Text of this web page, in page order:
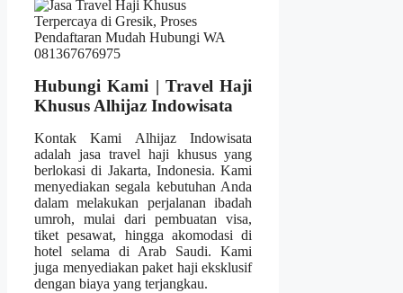
Hubungi Kami | Travel Haji
Khusus Alhijaz Indowisata
Kontak Kami Alhijaz Indowisata
adalah jasa travel haji khusus yang
berlokasi di Jakarta, Indonesia. Kami
menyediakan segala kebutuhan Anda
dalam melakukan perjalanan ibadah
umroh, mulai dari pembuatan visa,
tiket pesawat, hingga akomodasi di
hotel selama di Arab Saudi. Kami
juga menyediakan paket haji eksklusif
dengan biaya yang terjangkau.